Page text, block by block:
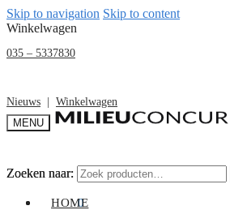
Skip to navigation Skip to content
Winkelwagen
035 – 5337830
Nieuws
Winkelwagen
MENU
Zoeken naar:
0,00 0
Zoeken naar:
HOME